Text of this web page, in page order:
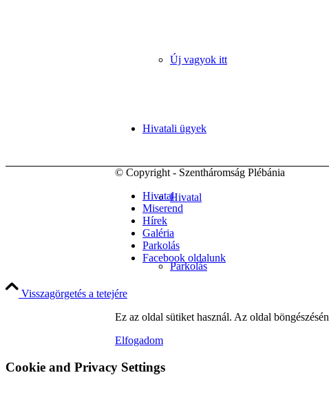
Új vagyok itt
Hivatali ügyek
Hivatal
Parkolás
© Copyright - Szentháromság Plébánia
Hivatal
Miserend
Hírek
Galéria
Parkolás
Facebook oldalunk
Visszagörgetés a tetejére
Ez az oldal sütiket használ. Az oldal
Elfogadom
Cookie and Privacy Settings